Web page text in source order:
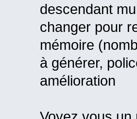
descendant
changer pour
mémoire
à générer,
amélioration